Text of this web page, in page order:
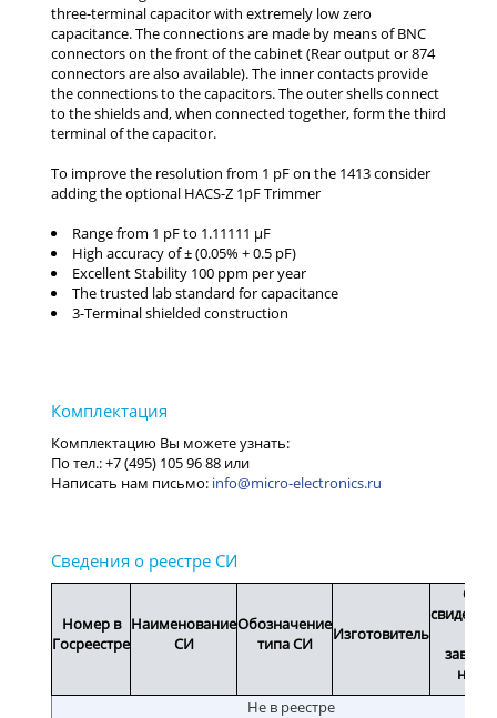
Range from 1 pF to 1.11111 µF
High accuracy of ± (0.05% + 0.5 pF)
Excellent Stability 100 ppm per year
The trusted lab standard for capacitance
3-Terminal shielded construction
info@micro-electronics.ru
Номер в
Госреестре
Наименование
СИ
Обозначение
типа СИ
Изготовитель
Срок
Не в реестре